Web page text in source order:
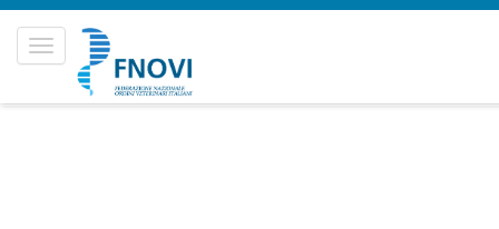
Toggle
navigation